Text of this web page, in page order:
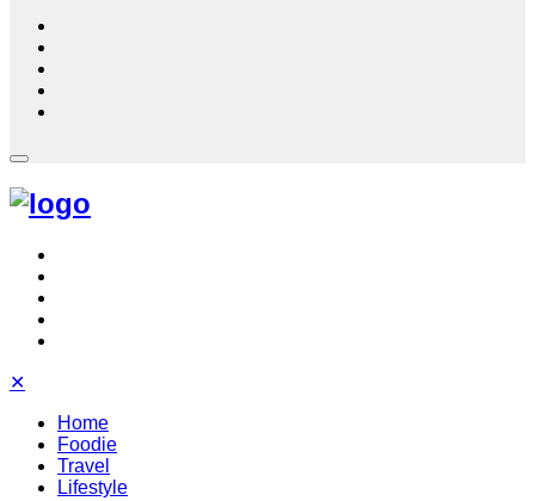
✕
Home
Foodie
Travel
Lifestyle